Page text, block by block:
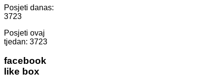
Posjeti danas:
3723
Posjeti ovaj
tjedan: 3723
facebook
like box